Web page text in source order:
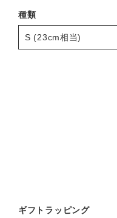
種類
ギフトラッピング